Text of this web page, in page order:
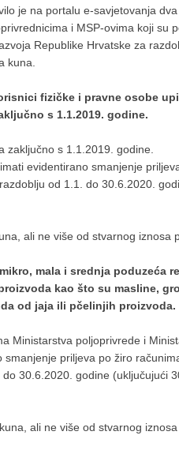
je na portalu e-savjetovanja
i MSP-ovima koji su
Republike Hrvatske za
kuna.
fizičke i pravne osobe
s 1.1.2019. godine.
zaključno s 1.1.2019. godine.
evidentirano smanjenje
od 1.1. do 30.6.2020.
ali ne više od stvarnog iznosa
mala i srednja poduzeća
kao što su masline,
od jaja ili pčelinjih proizvoda.
Ministarstva poljoprivrede i
priljeva po žiro
30.6.2020. godine (uključujući
ali ne više od stvarnog iznosa